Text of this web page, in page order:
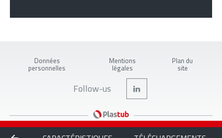
INTÉRESSÉ PAR CE PRODUIT ? CONTACTEZ NOUS !
Données
personnelles
Mentions
légales
Plan du
site
Copyright © 2026 PLASTUB
Follow-us